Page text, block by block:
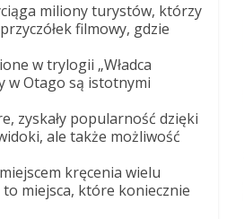
miliony turystów, którzy
filmowy, gdzie
w trylogii „Władca
w Otago są istotnymi
zyskały popularność dzięki
ale także możliwość
kręcenia wielu
miejsca, które koniecznie